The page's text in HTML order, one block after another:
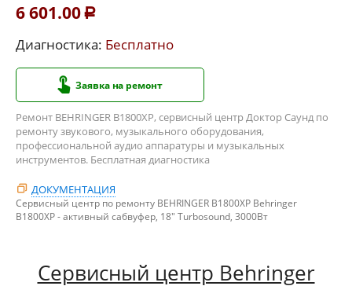
6 601.00 Р
Диагностика: Бесплатно
Заявка на ремонт
Ремонт BEHRINGER B1800XP, сервисный центр Доктор Саунд по
ремонту звукового, музыкального оборудования,
профессиональной аудио аппаратуры и музыкальных
инструментов. Бесплатная диагностика
ДОКУМЕНТАЦИЯ
Сервисный центр по ремонту BEHRINGER B1800XP Behringer
B1800XP - активный сабвуфер, 18" Turbosound, 3000Вт
Сервисный центр Behringer